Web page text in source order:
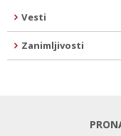
Vesti
Zanimljivosti